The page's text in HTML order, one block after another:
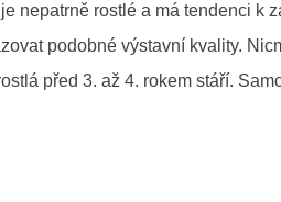
nepatrně rostlé a má tendenci k
podobné výstavní kvality.
před 3. až 4. rokem stáří.